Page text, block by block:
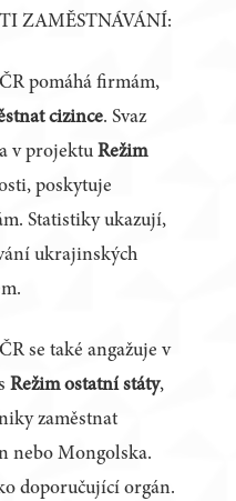
ZAMĚSTNÁVÁNÍ:
pomáhá firmám,
cizince. Svaz
v projektuRežim
poskytuje
Statistiky ukazují,
ukrajinských
se také angažuje v
Režim ostatní státy,
zaměstnat
nebo Mongolska.
doporučující orgán.